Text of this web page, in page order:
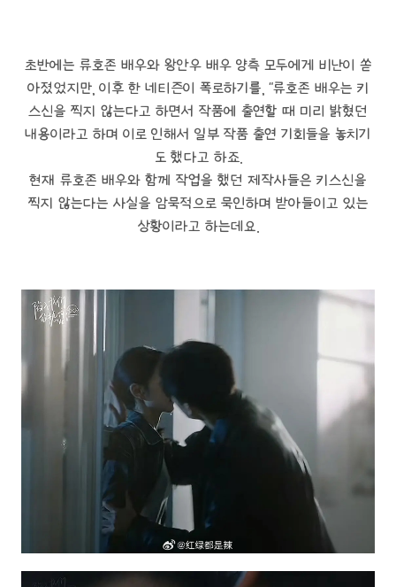
초반에는 류호존 배우와 왕안우 배우 양측 모두에게 비난이 쏟
아졌었지만, 이후 한 네티즌이 폭로하기를, "류호존 배우는 키
스신을 찍지 않는다고 하면서 작품에 출연할 때 미리 밝혔던
내용이라고 하며 이로 인해서 일부 작품 출연 기회들을 놓치기
도 했다고 하죠.
현재 류호존 배우와 함께 작업을 했던 제작사들은 키스신을
찍지 않는다는 사실을 암묵적으로 묵인하며 받아들이고 있는
상황이라고 하는데요.